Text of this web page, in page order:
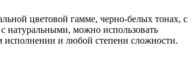
цветовой гамме, черно-белых тонах, с
натуральными, можно использовать
исполнении и любой степени сложности.